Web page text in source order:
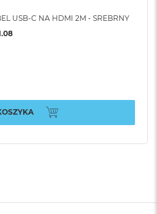
USB-C NA HDMI 2M - SREBRNY